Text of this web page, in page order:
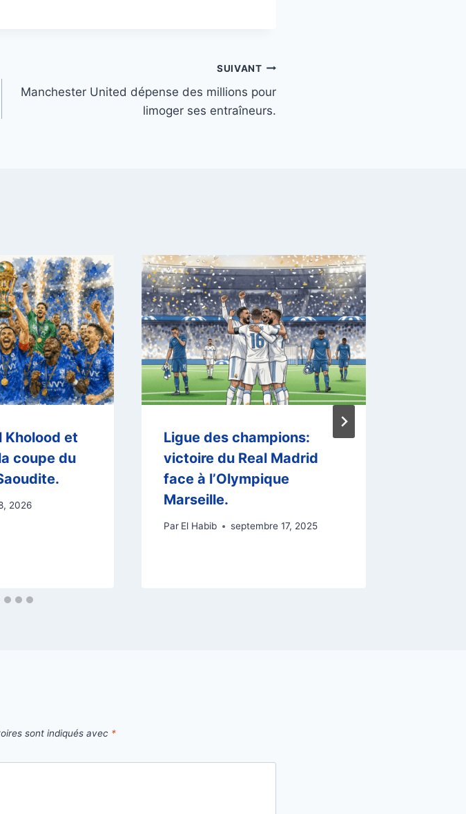
SUIVANT
Manchester United dépense des millions pour
limoger ses entraîneurs.
Kholood et
coupe du
2026
Ligue des champions:
victoire du Real Madrid
face à l’Olympique
Marseille.
Par El Habib septembre 17, 2025
sont indiqués avec *